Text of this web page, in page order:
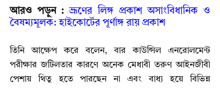
আরও পড়ুন : ভ্রূণের লিঙ্গ প্রকাশ অসাংবিধানিক ও
বৈষম্যমূলক: হাইকোর্টের পূর্ণাঙ্গ রায় প্রকাশ
তিনি আক্ষেপ করে বলেন, বার কাউন্সিল এনরোলমেন্ট
পরীক্ষার জটিলতার কারণে অনেক মেধাবী তরুণ আইনজীবী
পেশায় থিতু হতে পারছেন না এবং বাধ্য হয়ে বিভিন্ন